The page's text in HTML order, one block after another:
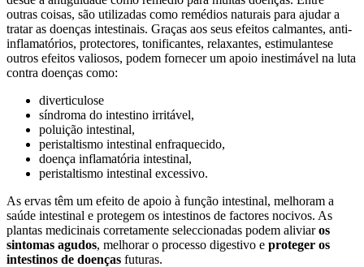
outras coisas, são utilizadas como remédios naturais para ajudar a
tratar as doenças intestinais. Graças aos seus efeitos calmantes, anti-
inflamatórios, protectores, tonificantes, relaxantes, estimulantese
outros efeitos valiosos, podem fornecer um apoio inestimável na luta
contra doenças como:
diverticulose
síndroma do intestino irritável,
poluição intestinal,
peristaltismo intestinal enfraquecido,
doença inflamatória intestinal,
peristaltismo intestinal excessivo.
As ervas têm um efeito de apoio à função intestinal, melhoram a
saúde intestinal e protegem os intestinos de factores nocivos. As
plantas medicinais corretamente seleccionadas podem aliviaros
sintomas agudos, melhorar o processo digestivo e proteger os
intestinos de doenças futuras.